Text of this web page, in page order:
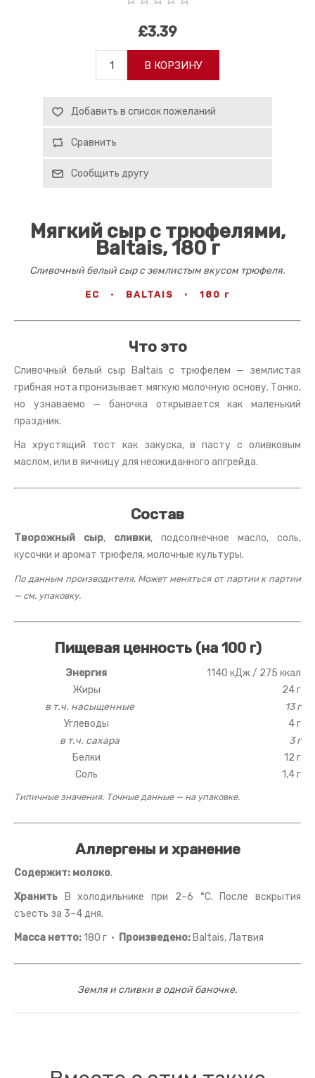
£3.39
В КОРЗИНУ
Добавить в список пожеланий
Сравнить
Сообщить другу
Мягкий сыр с трюфелями,
Baltais, 180 г
Сливочный белый сыр с землистым вкусом трюфеля.
ЕС · BALTAIS · 180 г
Что это
Сливочный белый сыр Baltais с трюфелем — землистая
грибная нота пронизывает мягкую молочную основу. Тонко,
но узнаваемо — баночка открывается как маленький
праздник.
На хрустящий тост как закуска, в пасту с оливковым
маслом, или в яичницу для неожиданного апгрейда.
Состав
Творожный сыр, сливки, подсолнечное масло, соль,
кусочки и аромат трюфеля, молочные культуры.
По данным производителя. Может меняться от партии к партии
— см. упаковку.
Пищевая ценность (на 100 г)
Энергия
1140 кДж / 275 ккал
Жиры
24 г
в т.ч. насыщенные
13 г
Углеводы
4 г
в т.ч. сахара
3 г
Белки
12 г
Соль
1,4 г
Типичные значения. Точные данные — на упаковке.
Аллергены и хранение
Содержит: молоко.
Хранить В холодильнике при 2–6 °C. После вскрытия
съесть за 3–4 дня.
Масса нетто:180 г · Произведено: Baltais, Латвия
Земля и сливки в одной баночке.